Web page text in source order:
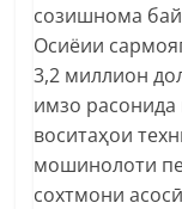
созишнома
Осиёии
3,2 миллион
имзо
воситаҳои
мошинолоти
сохтмони